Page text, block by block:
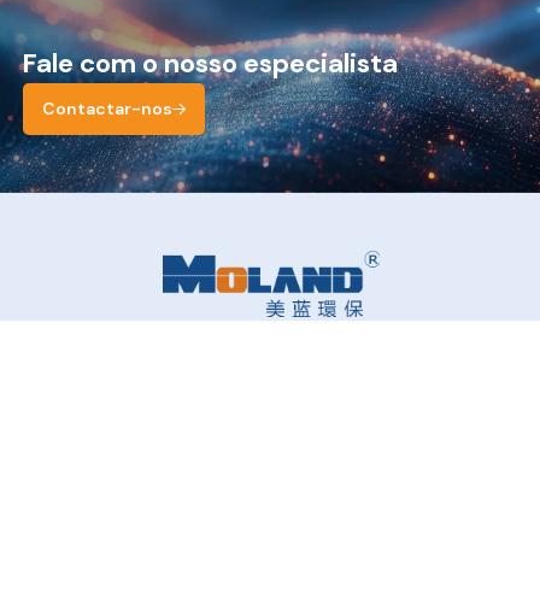
Fale com o nosso especialista
Contactar-nos